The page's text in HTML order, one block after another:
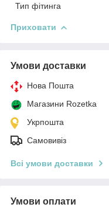
Тип фітинга
Приховати
Умови доставки
Нова Пошта
Магазини Rozetka
Укрпошта
Самовивіз
Всі умови доставки
Умови оплати